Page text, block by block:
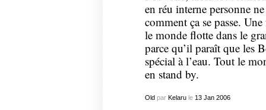
en réu interne personne
comment ça se passe.
le monde flotte dans le
parce qu’il paraît que les
spécial à l’eau. Tout le
en stand by.
Oldpar Kelarule 13 Jan 2006